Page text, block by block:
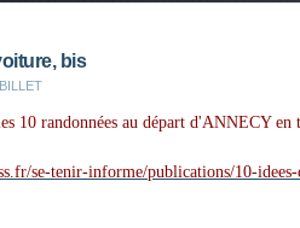
bis
10 randonnées au départ d'ANNECY en
se-tenir-informe/publications/10-idees-